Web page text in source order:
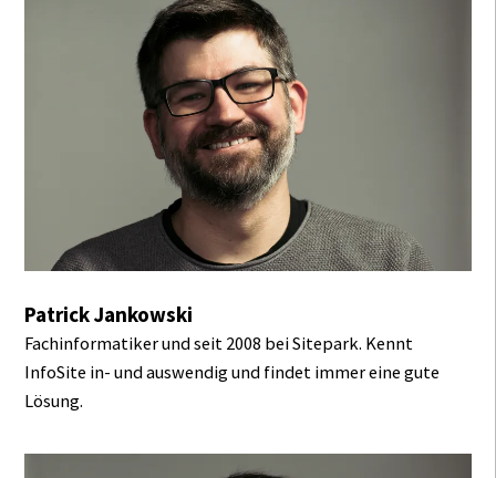
Patrick Jankowski
Fachinformatiker und seit 2008 bei Sitepark. Kennt
InfoSite in- und auswendig und findet immer eine gute
Lösung.